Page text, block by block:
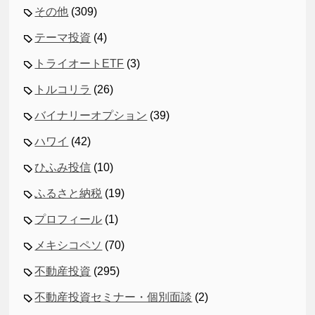
その他 (309)
テーマ投資 (4)
トライオートETF (3)
トルコリラ (26)
バイナリーオプション (39)
ハワイ (42)
ひふみ投信 (10)
ふるさと納税 (19)
プロフィール (1)
メキシコペソ (70)
不動産投資 (295)
不動産投資セミナー・個別面談 (2)